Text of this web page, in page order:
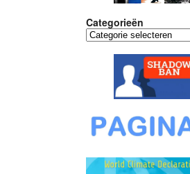
Categorieën
Categorieën